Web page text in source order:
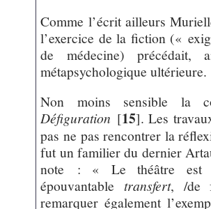
Comme l’écrit ailleurs
l’exercice de la fiction («
de médecine) précédait,
métapsychologique ultérieure.
Non moins sensible la
Défiguration [15]. Les
pas ne pas rencontrer la
fut un familier du dernier
note : « Le théâtre est
épouvantable transfert, /de
remarquer également